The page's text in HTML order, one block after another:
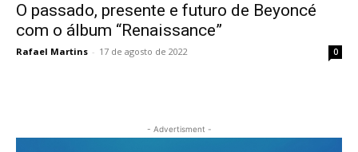
O passado, presente e futuro de Beyoncé
com o álbum “Renaissance”
Rafael Martins - 17 de agosto de 2022 0
- Advertisment -